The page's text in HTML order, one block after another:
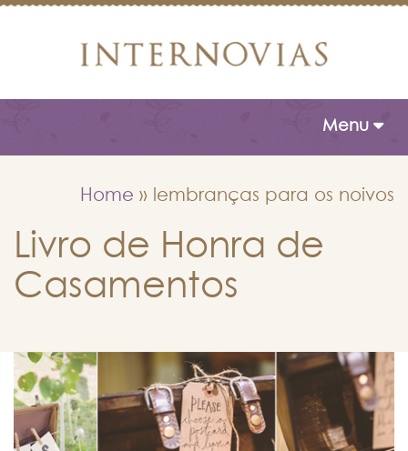
Toggle
Menu
Home » lembranças para os noivos
Livro de Honra de
Casamentos